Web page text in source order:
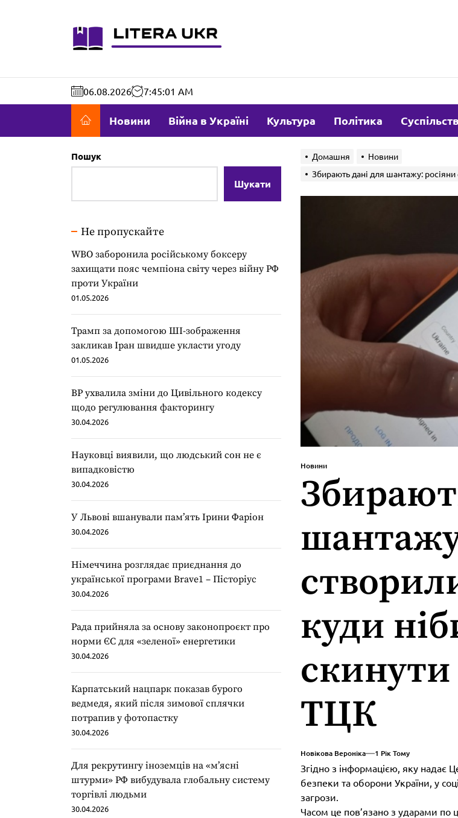
06.08.2026 7:45:02 AM
Новини Війна в Україні Культура Політика
Домашня
Новини
Збирають дані для шантажу:
Новини
куди
ТЦК
Новікова Вероніка 1 Рік Тому
Згідно з інформацією, яку надає
безпеки та оборони України, у
загрози.
Часом це пов’язано з ударами по
Пошук
Шукати
Не пропускайте
WBO заборонила російському боксеру
захищати пояс чемпіона світу через війну РФ
проти України
01.05.2026
Трамп за допомогою ШІ-зображення
закликав Іран швидше укласти угоду
01.05.2026
ВР ухвалила зміни до Цивільного кодексу
щодо регулювання факторингу
30.04.2026
Науковці виявили, що людський сон не є
випадковістю
30.04.2026
У Львові вшанували пам’ять Ірини Фаріон
30.04.2026
Німеччина розглядає приєднання до
української програми Brave1 – Пісторіус
30.04.2026
Рада прийняла за основу законопроєкт про
норми ЄС для «зеленої» енергетики
30.04.2026
Карпатський нацпарк показав бурого
ведмедя, який після зимової сплячки
потрапив у фотопастку
30.04.2026
Для рекрутингу іноземців на «мʼясні
штурми» РФ вибудувала глобальну систему
торгівлі людьми
30.04.2026